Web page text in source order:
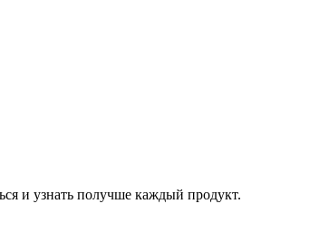
и узнать получше каждый продукт.